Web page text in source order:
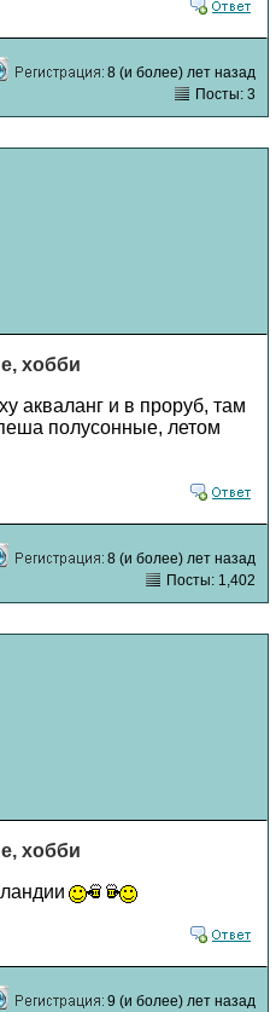
8 (и более) лет назад
Посты: 3
хобби
акваланг и в проруб, там
полусонные, летом
8 (и более) лет назад
Посты: 1,402
хобби
9 (и более) лет назад